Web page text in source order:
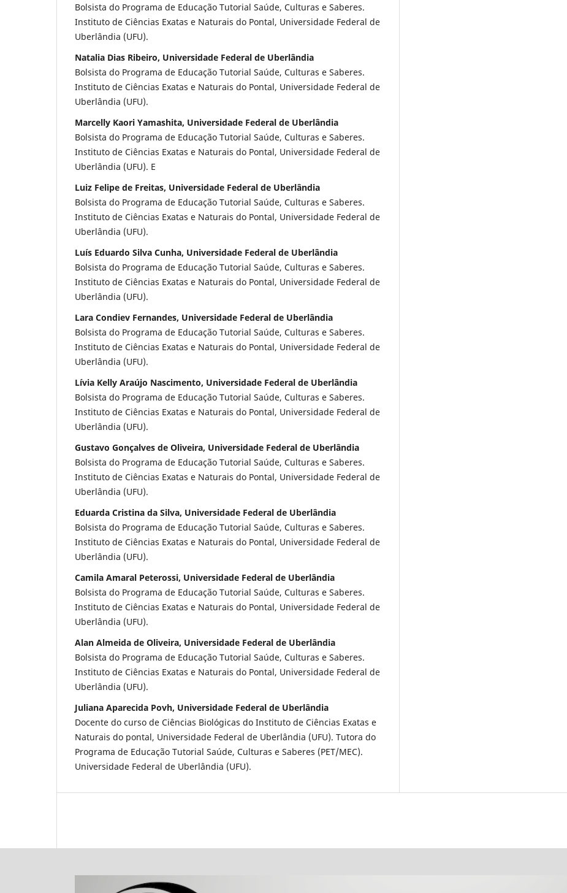
Bolsista do Programa de Educação Tutorial Saúde, Culturas e Saberes.
Instituto de Ciências Exatas e Naturais do Pontal, Universidade Federal de
Uberlândia (UFU).
Natalia Dias Ribeiro, Universidade Federal de Uberlândia
Bolsista do Programa de Educação Tutorial Saúde, Culturas e Saberes.
Instituto de Ciências Exatas e Naturais do Pontal, Universidade Federal de
Uberlândia (UFU).
Marcelly Kaori Yamashita, Universidade Federal de Uberlândia
Bolsista do Programa de Educação Tutorial Saúde, Culturas e Saberes.
Instituto de Ciências Exatas e Naturais do Pontal, Universidade Federal de
Uberlândia (UFU). E
Luiz Felipe de Freitas, Universidade Federal de Uberlândia
Bolsista do Programa de Educação Tutorial Saúde, Culturas e Saberes.
Instituto de Ciências Exatas e Naturais do Pontal, Universidade Federal de
Uberlândia (UFU).
Luís Eduardo Silva Cunha, Universidade Federal de Uberlândia
Bolsista do Programa de Educação Tutorial Saúde, Culturas e Saberes.
Instituto de Ciências Exatas e Naturais do Pontal, Universidade Federal de
Uberlândia (UFU).
Lara Condiev Fernandes, Universidade Federal de Uberlândia
Bolsista do Programa de Educação Tutorial Saúde, Culturas e Saberes.
Instituto de Ciências Exatas e Naturais do Pontal, Universidade Federal de
Uberlândia (UFU).
Lívia Kelly Araújo Nascimento, Universidade Federal de Uberlândia
Bolsista do Programa de Educação Tutorial Saúde, Culturas e Saberes.
Instituto de Ciências Exatas e Naturais do Pontal, Universidade Federal de
Uberlândia (UFU).
Gustavo Gonçalves de Oliveira, Universidade Federal de Uberlândia
Bolsista do Programa de Educação Tutorial Saúde, Culturas e Saberes.
Instituto de Ciências Exatas e Naturais do Pontal, Universidade Federal de
Uberlândia (UFU).
Eduarda Cristina da Silva, Universidade Federal de Uberlândia
Bolsista do Programa de Educação Tutorial Saúde, Culturas e Saberes.
Instituto de Ciências Exatas e Naturais do Pontal, Universidade Federal de
Uberlândia (UFU).
Camila Amaral Peterossi, Universidade Federal de Uberlândia
Bolsista do Programa de Educação Tutorial Saúde, Culturas e Saberes.
Instituto de Ciências Exatas e Naturais do Pontal, Universidade Federal de
Uberlândia (UFU).
Alan Almeida de Oliveira, Universidade Federal de Uberlândia
Bolsista do Programa de Educação Tutorial Saúde, Culturas e Saberes.
Instituto de Ciências Exatas e Naturais do Pontal, Universidade Federal de
Uberlândia (UFU).
Juliana Aparecida Povh, Universidade Federal de Uberlândia
Docente do curso de Ciências Biológicas do Instituto de Ciências Exatas e
Naturais do pontal, Universidade Federal de Uberlândia (UFU). Tutora do
Programa de Educação Tutorial Saúde, Culturas e Saberes (PET/MEC).
Universidade Federal de Uberlândia (UFU).